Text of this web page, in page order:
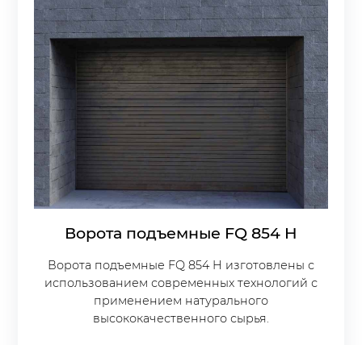
Ворота подъемные FQ 854 H
Ворота подъемные FQ 854 H изготовлены с
использованием современных технологий с
применением натурального
высококачественного сырья.